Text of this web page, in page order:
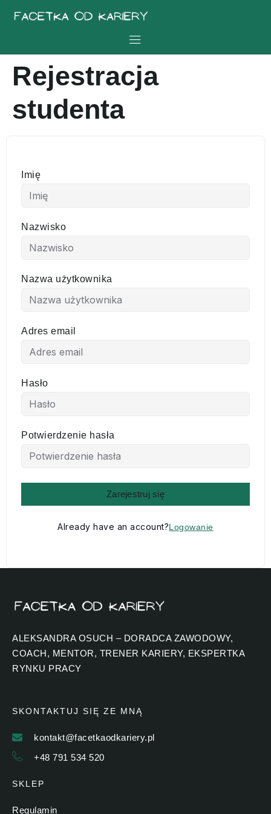
Rejestracja
studenta
Imię
Nazwisko
Nazwa użytkownika
Adres email
Hasło
Potwierdzenie hasła
Zarejestruj się
Already have an account?Logowanie
ALEKSANDRA OSUCH – DORADCA ZAWODOWY,
COACH, MENTOR, TRENER KARIERY, EKSPERTKA
RYNKU PRACY
SKONTAKTUJ SIĘ ZE MNĄ
kontakt@facetkaodkariery.pl
+48 791 534 520
SKLEP
Regulamin